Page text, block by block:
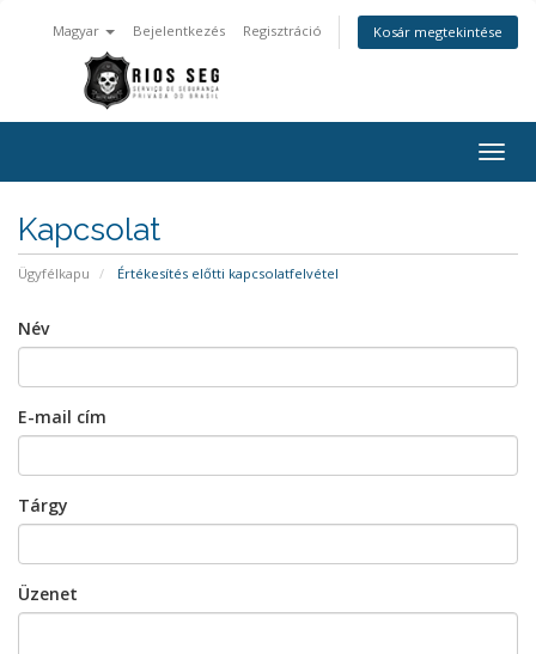
Magyar Bejelentkezés Regisztráció Kosár megtekintése
a
Kapcsolat
Ügyfélkapu Értékesítés előtti kapcsolatfelvétel
Név
E-mail cím
Tárgy
Üzenet